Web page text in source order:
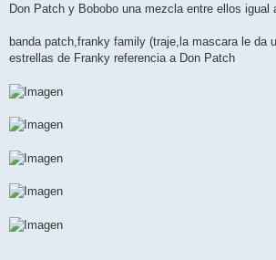
n
j
Don Patch y Bobobo una mezcla entre ellos igual
banda patch,franky family (traje,la mascara le da
estrellas de Franky referencia a Don Patch